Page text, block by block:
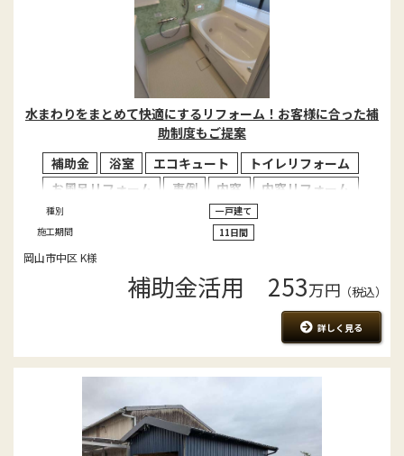
水まわりをまとめて快適にするリフォーム！お客様に合った補
助制度もご提案
補助金
浴室 エコキュート
トイレリフォーム
お風呂リフォーム
事例 内窓 内窓リフォーム
種別
一戸建て
施工期間
11日間
岡山市中区 K様
補助金活用 253万円 （税込）
詳しく見る